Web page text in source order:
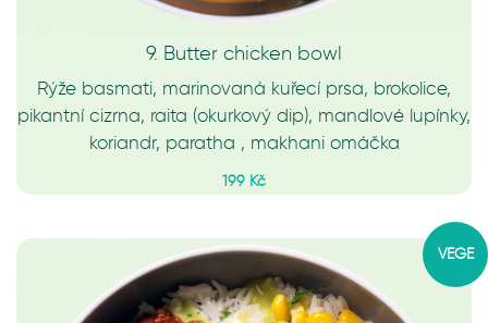
9. Butter chicken bowl
Rýže basmati, marinovaná kuřecí prsa, brokolice,
pikantní cizrna, raita (okurkový dip), mandlové lupínky,
koriandr, paratha , makhani omáčka
199 Kč
VEGE